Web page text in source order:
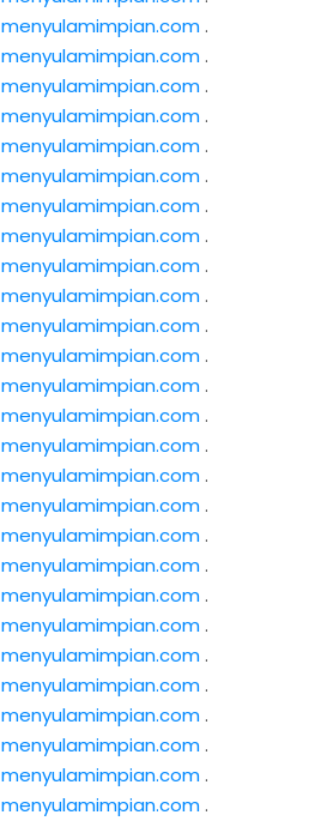
menyulamimpian.com.
menyulamimpian.com.
menyulamimpian.com.
menyulamimpian.com.
menyulamimpian.com.
menyulamimpian.com.
menyulamimpian.com.
menyulamimpian.com.
menyulamimpian.com.
menyulamimpian.com.
menyulamimpian.com.
menyulamimpian.com.
menyulamimpian.com.
menyulamimpian.com.
menyulamimpian.com.
menyulamimpian.com.
menyulamimpian.com.
menyulamimpian.com.
menyulamimpian.com.
menyulamimpian.com.
menyulamimpian.com.
menyulamimpian.com.
menyulamimpian.com.
menyulamimpian.com.
menyulamimpian.com.
menyulamimpian.com.
menyulamimpian.com.